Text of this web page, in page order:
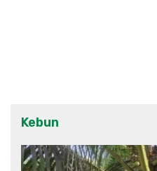
Kebun